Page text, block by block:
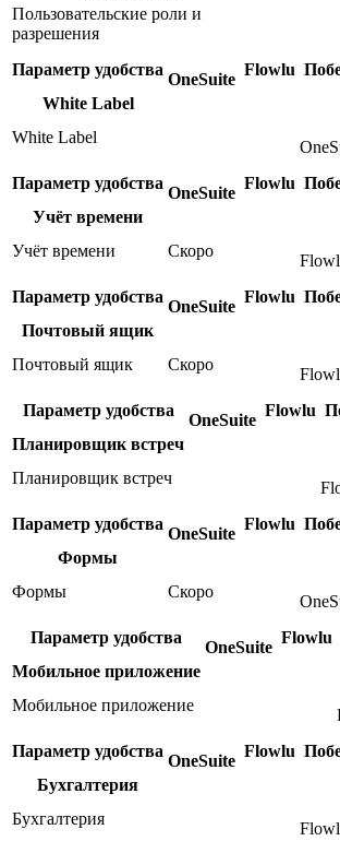
Пользовательские роли и
разрешения
Параметр удобства
OneSuite
Flowlu
White Label
White Label
Параметр удобства
OneSuite
Flowlu
Учёт времени
Учёт времени
Скоро
Параметр удобства
OneSuite
Flowlu
Почтовый ящик
Почтовый ящик
Скоро
Параметр удобства
OneSuite
Flowlu
Планировщик встреч
Планировщик встреч
Параметр удобства
OneSuite
Flowlu
Формы
Формы
Скоро
Параметр удобства
OneSuite
Flowlu
Мобильное приложение
Мобильное приложение
Параметр удобства
OneSuite
Flowlu
Бухгалтерия
Бухгалтерия